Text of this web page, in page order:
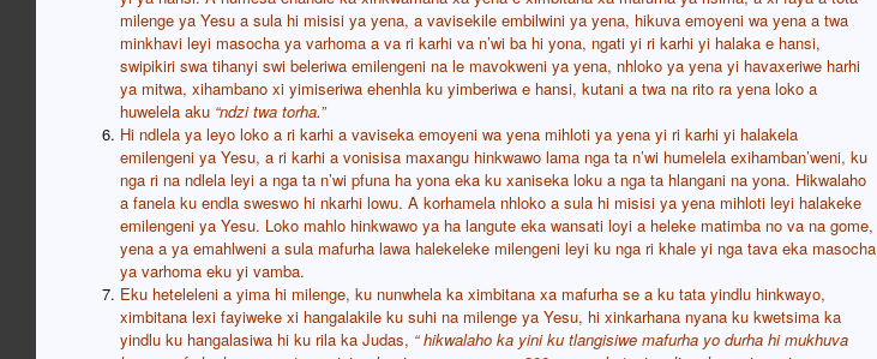
milenge ya Yesu a sula hi misisi ya yena, a vavisekile embilwini ya yena, hikuva emoyeni wa yena a twa
minkhavi leyi masocha ya varhoma a va ri karhi va n’wi ba hi yona, ngati yi ri karhi yi halaka e hansi,
swipikiri swa tihanyi swi beleriwa emilengeni na le mavokweni ya yena, nhloko ya yena yi havaxeriwe harhi
ya mitwa, xihambano xi yimiseriwa ehenhla ku yimberiwa e hansi, kutani a twa na rito ra yena loko a
huwelela aku “ndzi twa torha.”
Hi ndlela ya leyo loko a ri karhi a vaviseka emoyeni wa yena mihloti ya yena yi ri karhi yi halakela
emilengeni ya Yesu, a ri karhi a vonisisa maxangu hinkwawo lama nga ta n’wi humelela exihamban’weni, ku
nga ri na ndlela leyi a nga ta n’wi pfuna ha yona eka ku xaniseka loku a nga ta hlangani na yona. Hikwalaho
a fanela ku endla sweswo hi nkarhi lowu. A korhamela nhloko a sula hi misisi ya yena mihloti leyi halakeke
emilengeni ya Yesu. Loko mahlo hinkwawo ya ha langute eka wansati loyi a heleke matimba no va na gome,
yena a ya emahlweni a sula mafurha lawa halekeleke milengeni leyi ku nga ri khale yi nga tava eka masocha
ya varhoma eku yi vamba.
Eku heteleleni a yima hi milenge, ku nunwhela ka ximbitana xa mafurha se a ku tata yindlu hinkwayo,
ximbitana lexi fayiweke xi hangalakile ku suhi na milenge ya Yesu, hi xinkarhana nyana ku kwetsima ka
yindlu ku hangalasiwa hi ku rila ka Judas, “ hikwalaho ka yini ku tlangisiwe mafurha yo durha hi mukhuva